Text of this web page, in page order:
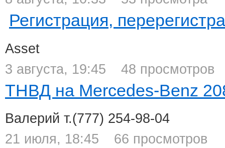
Регистрация,
Asset
3 августа, 19:45
48 просмотров
ТНВД на Mercedes-Benz
Валерий т.(777) 254-98-04
21 июля, 18:45
66 просмотров